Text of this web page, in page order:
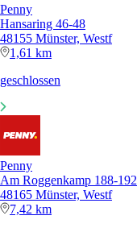
Penny
Hansaring 46-48
48155 Münster, Westf
1,61 km
geschlossen
Penny
Am Roggenkamp 188-192
48165 Münster, Westf
7,42 km